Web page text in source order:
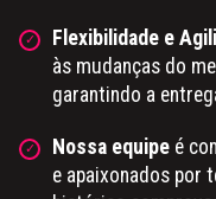
Flexibilidade e
às mudanças do
garantindo a
Nossa equipe é
e apaixonados por